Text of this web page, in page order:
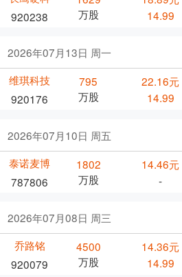
920238
万股
14.99
2026年07月13日 周一
维琪科技
920176
795
万股
22.16元
14.99
2026年07月10日 周五
泰诺麦博
787806
1802
万股
14.46元
-
2026年07月08日 周三
乔路铭
920079
4500
万股
14.36元
14.99